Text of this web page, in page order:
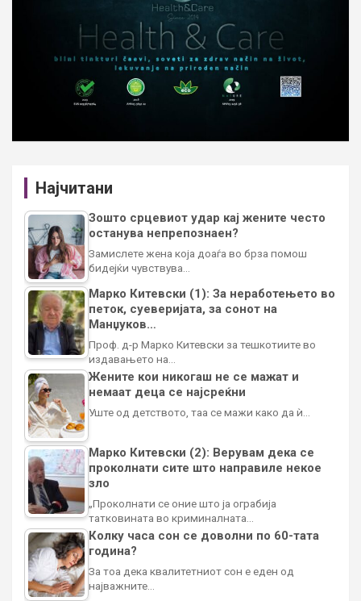
Најчитани
Зошто срцевиот удар кај жените често
останува непрепознаен?
Замислете жена која доаѓа во брза помош
бидејќи чувствува…
Марко Китевски (1): За неработењето во
петок, суеверијата, за сонот на
Манџуков…
Проф. д-р Марко Китевски за тешкотиите во
издавањето на…
Жените кои никогаш не се мажат и
немаат деца се најсреќни
Уште од детството, таа се мажи како да ѝ…
Марко Китевски (2): Верувам дека се
проколнати сите што направиле некое
зло
„Проколнати се оние што ја ограбија
татковината во криминалната…
Колку часа сон се доволни по 60-тата
година?
За тоа дека квалитетниот сон е еден од
најважните…